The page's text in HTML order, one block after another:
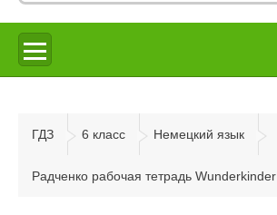
ГДЗ 6 класс Немецкий язык
Радченко рабочая тетрадь Wunderkinder